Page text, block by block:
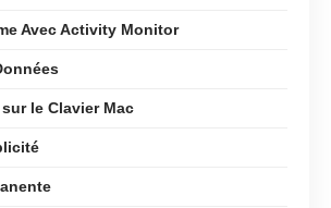
Avec Activity Monitor
le Clavier Mac